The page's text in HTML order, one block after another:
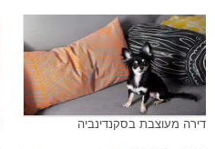
דירה מעוצבת בסקנדינביה